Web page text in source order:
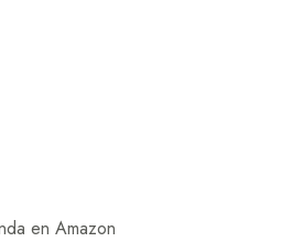
en Amazon